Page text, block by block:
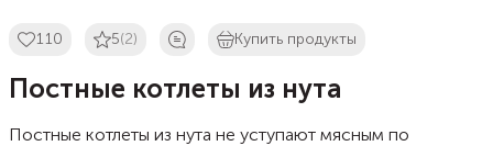
110 5(2) Купить продукты
Постные котлеты из нута
Постные котлеты из нута не уступают мясным по